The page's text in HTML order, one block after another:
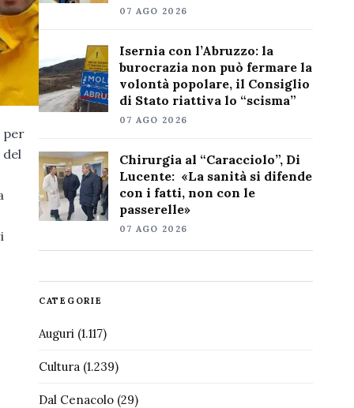
per
07 AGO 2026
Isernia con l’Abruzzo: la
burocrazia non può fermare la
volontà popolare, il Consiglio
di Stato riattiva lo “scisma”
07 AGO 2026
Chirurgia al “Caracciolo”, Di
Lucente: «La sanità si difende
con i fatti, non con le
passerelle»
07 AGO 2026
CATEGORIE
Auguri(1.117)
Cultura(1.239)
Dal Cenacolo(29)